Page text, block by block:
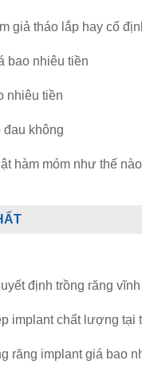
giả tháo lắp hay cố
bao nhiêu tiền
nhiêu tiền
đau không
hàm móm như thế nào
định trồng răng
implant chất lượng tại
răng implant giá bao